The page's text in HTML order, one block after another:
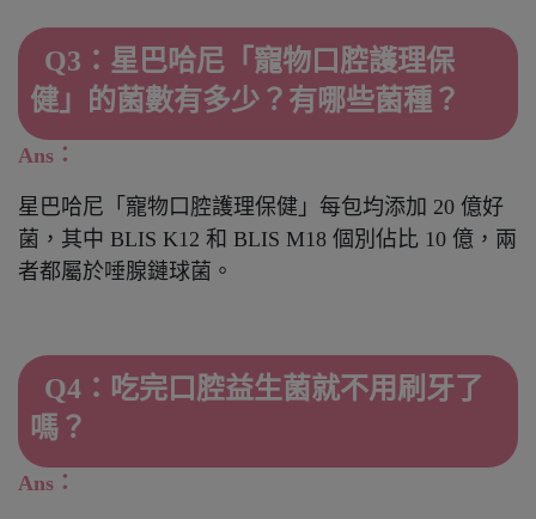
Q3：星巴哈尼「寵物口腔護理保
健」的菌數有多少？有哪些菌種？
Ans：
星巴哈尼「寵物口腔護理保健」每包均添加 20 億好
菌，其中 BLIS K12 和 BLIS M18 個別佔比 10 億，兩
者都屬於唾腺鏈球菌。
Q4：吃完口腔益生菌就不用刷牙了
嗎？
Ans：